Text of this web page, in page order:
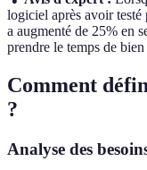
logiciel après avoir
a augmenté de 25% en
prendre le temps de
Comment
?
Analyse des